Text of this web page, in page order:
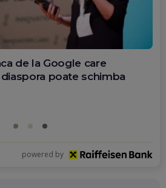
de la Google care
poate schimba
powered by